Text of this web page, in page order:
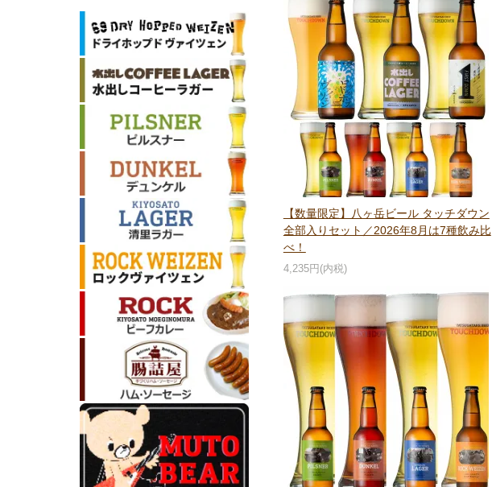
【数量限定】八ヶ岳ビール タッチダウン
全部入りセット／2026年8月は7種飲み比
べ！
4,235円(内税)